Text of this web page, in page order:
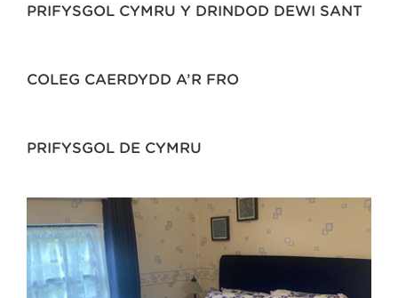
PRIFYSGOL CYMRU Y DRINDOD DEWI SANT
COLEG CAERDYDD A’R FRO
PRIFYSGOL DE CYMRU